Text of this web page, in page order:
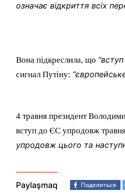
означає відкриття всіх
Вона підкреслила, що
сигнал Путіну:
4 травня президент
вступ до ЄС упродовж
упродовж цього та
Paylaşmaq